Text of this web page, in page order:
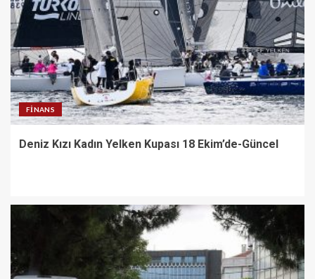
FINANS
Deniz Kızı Kadın Yelken Kupası 18 Ekim’de-Güncel